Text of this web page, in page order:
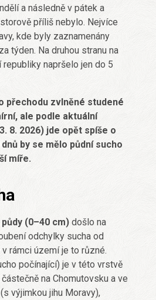
a následně v pátek a
příliš nebylo. Nejvíce
kde byly zaznamenány
týden. Na druhou stranu na
napršelo jen do 5
přechodu zvlněné studené
ale podle aktuální
8. 2026) jde opět spíše o
by se mělo půdní sucho
míře.
(0–40 cm) došlo na
odchylky sucha od
rámci území je to různé.
počínající) je v této vrstvě
na Chomutovsku a ve
výjimkou jihu Moravy),